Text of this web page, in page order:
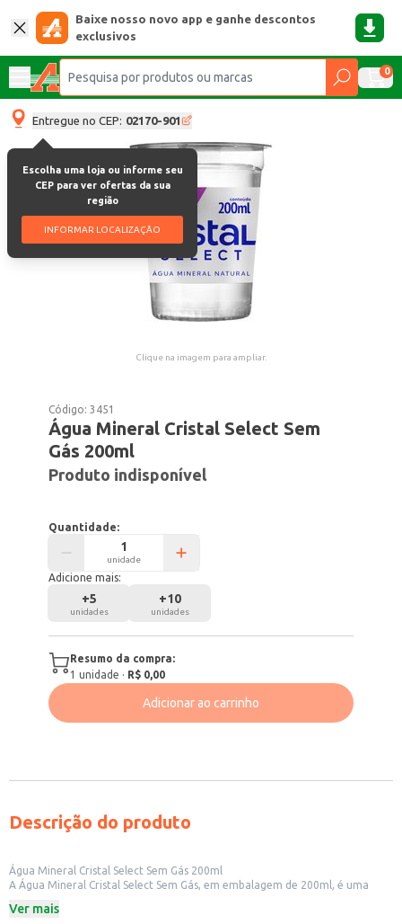
Baixe nosso novo app e ganhe descontos
exclusivos
0
Entregue no CEP: 02170-901
Escolha uma loja ou informe seu
CEP para ver ofertas da sua
região
INFORMAR LOCALIZAÇÃO
Clique na imagem para ampliar.
Código:3451
Água Mineral Cristal Select Sem
Gás 200ml
Produto indisponível
Quantidade:
unidade
Adicione mais:
+5
unidades
+10
unidades
Resumo da compra:
1 unidade · R$ 0,00
Adicionar ao carrinho
Descrição do produto
Água Mineral Cristal Select Sem Gás 200ml
A Água Mineral Cristal Select Sem Gás, em embalagem de 200ml, é uma
Ideal para consumo individual, ela se adapta a diversas situações do dia a
Ver mais